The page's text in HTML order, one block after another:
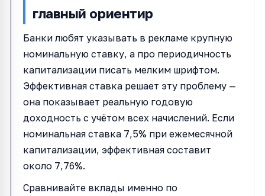
главный ориентир
Банки любят указывать в рекламе крупную
номинальную ставку, а про периодичность
капитализации писать мелким шрифтом.
Эффективная ставка решает эту проблему —
она показывает реальную годовую
доходность с учётом всех начислений. Если
номинальная ставка 7,5% при ежемесячной
капитализации, эффективная составит
около 7,76%.
Сравнивайте вклады именно по